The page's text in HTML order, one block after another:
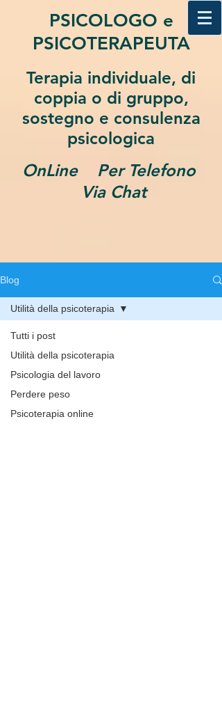
PSICOLOGO e
PSICOTERAPEUTA
Terapia individuale, di
coppia o di gruppo,
sostegno e consulenza
psicologica
OnLine Per Telefono
Via Chat
Blog
Tutti i post
Utilità della psicoterapia
Psicologia del lavoro
Perdere peso
Psicoterapia online
Utilità della psicoterapia